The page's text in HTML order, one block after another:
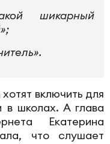
шикарный
включить для
в школах. А глава
Екатерина
что слушает